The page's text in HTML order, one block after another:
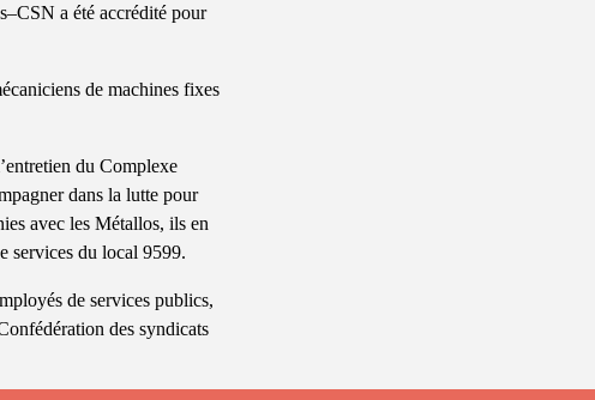
a été accrédité pour
de machines fixes
du Complexe
dans la lutte pour
avec les Métallos, ils en
services du local 9599.
de services publics,
des syndicats